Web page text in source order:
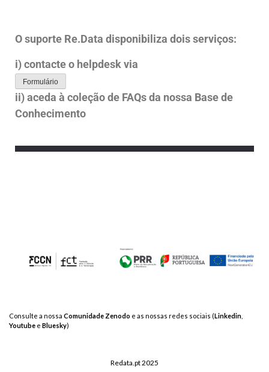
O suporte Re.Data disponibiliza dois serviços:
i) contacte o helpdesk via
Formulário
ii) aceda à coleção de FAQs da nossa Base de
Conhecimento
Consulte a nossa Comunidade Zenodo e as nossas redes sociais (Linkedin
Youtube e Bluesky)
Redata.pt 2025